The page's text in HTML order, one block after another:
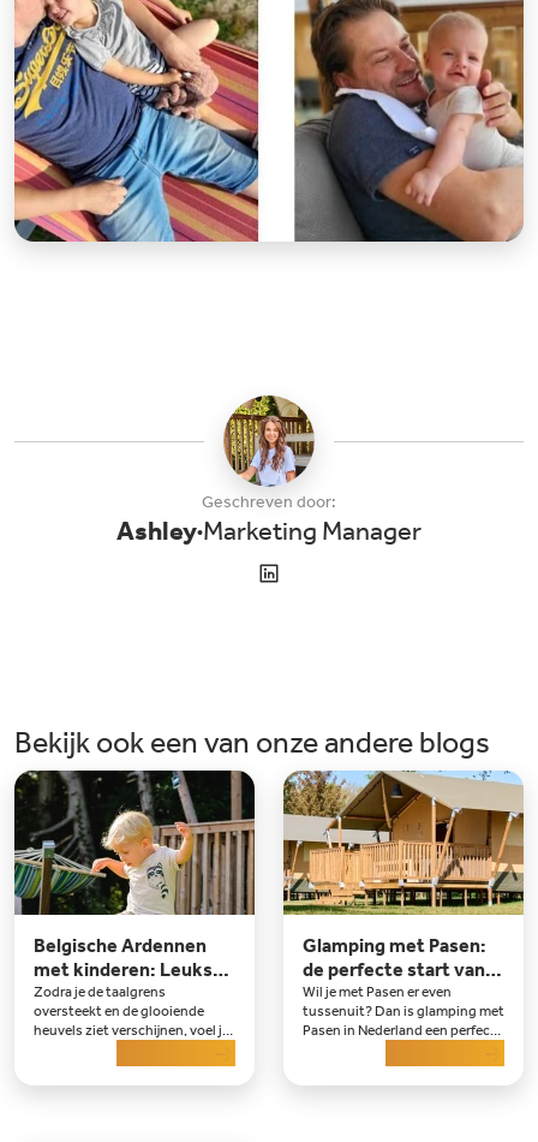
Geschreven door:
Ashley Marketing Manager
Bekijk ook een van onze andere blogs
Belgische Ardennen
met kinderen: Leukste
Tips en uitjes
Zodra je de taalgrens
oversteekt en de glooiende
heuvels ziet verschijnen, voel je
De Belgische Ardennen met
kinderen zijn al jaren een
Glamping met Pasen:
de perfecte start van
het kampeerseizoen
Wil je met Pasen er even
tussenuit? Dan is glamping met
Pasen in Nederland een perfecte
de natuur komt weer tot leven
en het is het ideale moment om